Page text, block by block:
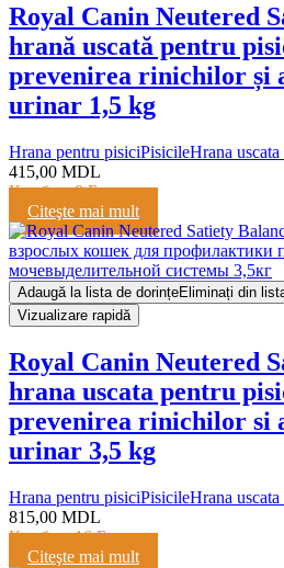
Royal Canin Neutered
hrană uscată pentru
prevenirea rinichilor și
urinar 1,5 kg
Hrana pentru pisiciPisicileHrana
415,00 MDL
Кешбэк:8 Баллов
Citeşte mai mult
Adaugă la lista de dorințeEliminați din
Vizualizare rapidă
Royal Canin Neutered
hrana uscata pentru
prevenirea rinichilor si
urinar 3,5 kg
Hrana pentru pisiciPisicileHrana
815,00 MDL
Кешбэк:16 Баллов
Citeşte mai mult